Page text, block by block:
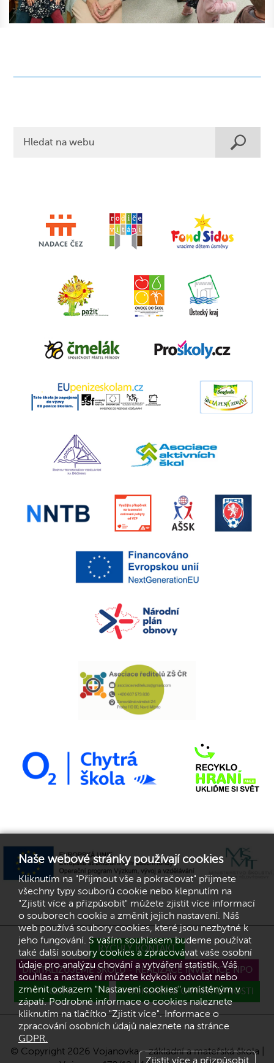
RYCHLÝ KONTAKT
DIGITALIZUJEME ŠKOLU - REALIZACE INVESTICE NPO
GDPR PROHLÁŠENÍ O PŘÍSTUPNOSTI
© Copyright 2026 Vojanovka - základní a mateřská škola |
Naše webové stránky používají cookies
Kliknutím na "Přijmout vše a pokračovat" přijmete
všechny typy souborů cookie nebo klepnutím na
"Zjistit více a přizpůsobit" můžete zjistit více informací
o souborech cookie a změnit jejich nastavení. Náš
web používá soubory cookies, které jsou nezbytné k
jeho fungování. S vaším souhlasem budeme používat
také další soubory cookies a zpracovávat vaše osobní
údaje pro analýzu chování a vytváření statistik. Váš
souhlas a nastavení můžete kdykoliv odvolat nebo
změnit odkazem "Nastavení cookies" umístěným v
zápatí. Podrobné informace o cookies naleznete
kliknutím na tlačítko "Zjistit více". Informace o
zpracování osobních údajů naleznete na stránce
GDPR.
Zjistit více a přizpůsobit